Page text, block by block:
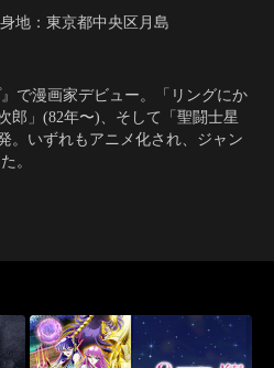
地：東京都中央区月島
で漫画家デビュー。「リングにか
郎」(82年〜)、そして「聖闘士星
。いずれもアニメ化され、ジャン
。